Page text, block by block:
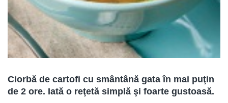
Ciorbă de cartofi cu smântână gata în mai puţin
de 2 ore. Iată o reţetă simplă şi foarte gustoasă.